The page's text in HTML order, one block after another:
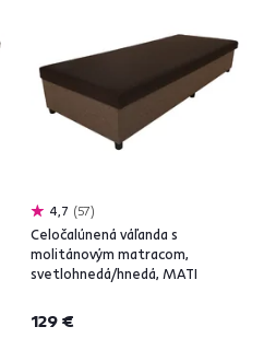
4,7 57
Celočalúnená váľanda s
molitánovým matracom,
svetlohnedá/hnedá, MATI
129 €